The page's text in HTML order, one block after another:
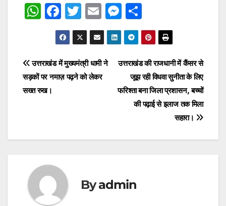
W
s
A
p
F
a
c
e
b
T
w
itt
er
E
m
ai
l
M
e
s
s
e
n
h
ar
e
Post
navigation
उत्तराखंड की राजधानी में कैंसर से
जूझ रही विधवा सुनीता के लिए
फरिश्ता बना जिला प्रशासन, बच्चों
की पढ़ाई से इलाज तक मिला
सहारा।
उत्तराखंड में मुख्यमंत्री धामी ने
सड़कों पर नमाज़ पढ़ने को लेकर
सख्त रुख।
Byadmin